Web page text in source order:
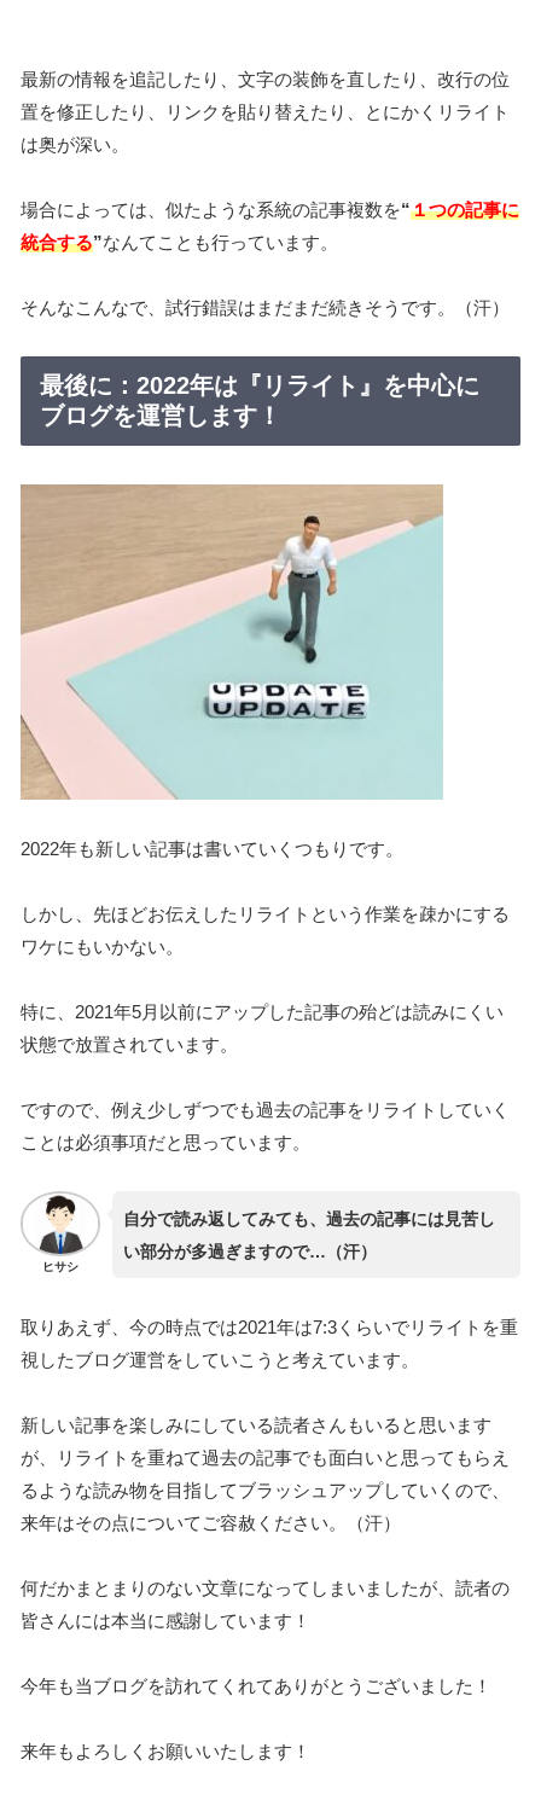
最新の情報を追記したり、文字の装飾を直したり、改行の位
置を修正したり、リンクを貼り替えたり、とにかくリライト
は奥が深い。
場合によっては、似たような系統の記事複数を“１つの記事に
統合する”なんてことも行っています。
そんなこんなで、試行錯誤はまだまだ続きそうです。（汗）
最後に：2022年は『リライト』を中心に
ブログを運営します！
2022年も新しい記事は書いていくつもりです。
しかし、先ほどお伝えしたリライトという作業を疎かにする
ワケにもいかない。
特に、2021年5月以前にアップした記事の殆どは読みにくい
状態で放置されています。
ですので、例え少しずつでも過去の記事をリライトしていく
ことは必須事項だと思っています。
ヒサシ
自分で読み返してみても、過去の記事には見苦し
い部分が多過ぎますので…（汗）
取りあえず、今の時点では2021年は7:3くらいでリライトを重
視したブログ運営をしていこうと考えています。
新しい記事を楽しみにしている読者さんもいると思います
が、リライトを重ねて過去の記事でも面白いと思ってもらえ
るような読み物を目指してブラッシュアップしていくので、
来年はその点についてご容赦ください。（汗）
何だかまとまりのない文章になってしまいましたが、読者の
皆さんには本当に感謝しています！
今年も当ブログを訪れてくれてありがとうございました！
来年もよろしくお願いいたします！